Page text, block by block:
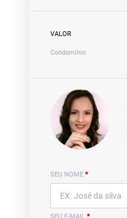
VALOR
Condomínio
SEU NOME *